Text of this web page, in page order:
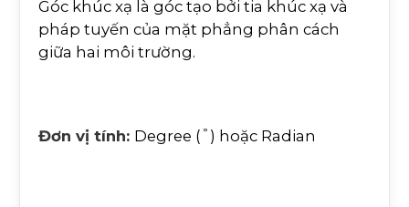
Góc khúc xạ là góc tạo bởi tia khúc xạ và
pháp tuyến của mặt phẳng phân cách
giữa hai môi trường.
Đơn vị tính: Degree ( ° ) hoặc Radian